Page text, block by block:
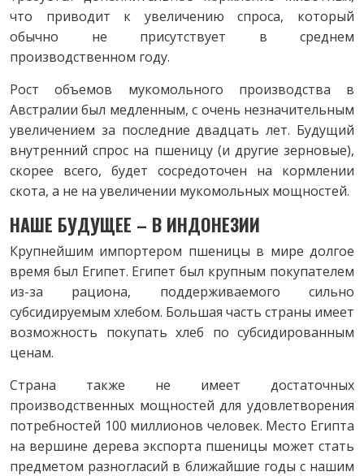
что приводит к увеличению спроса, который
обычно не присутствует в среднем
производственном году.
Рост объемов мукомольного производства в
Австралии был медленным, с очень незначительным
увеличением за последние двадцать лет. Будущий
внутренний спрос на пшеницу (и другие зерновые),
скорее всего, будет сосредоточен на кормлении
скота, а не на увеличении мукомольных мощностей.
НАШЕ БУДУЩЕЕ – В ИНДОНЕЗИИ
Крупнейшим импортером пшеницы в мире долгое
время был Египет. Египет был крупным покупателем
из-за рациона, поддерживаемого сильно
субсидируемым хлебом. Большая часть страны имеет
возможность покупать хлеб по субсидированным
ценам.
Страна также не имеет достаточных
производственных мощностей для удовлетворения
потребностей 100 миллионов человек. Место Египта
на вершине дерева экспорта пшеницы может стать
предметом разногласий в ближайшие годы с нашим